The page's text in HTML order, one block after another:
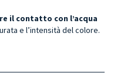
il contatto con l’acqua
e l’intensità del colore.